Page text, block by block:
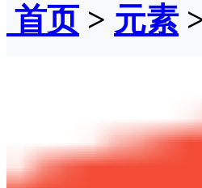
首页> 元素